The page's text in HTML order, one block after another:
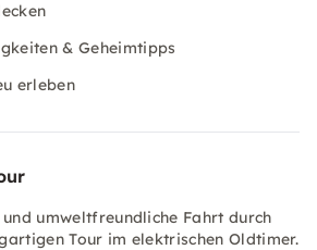
& Geheimtipps
erleben
umweltfreundliche Fahrt durch
Tour im elektrischen Oldtimer.